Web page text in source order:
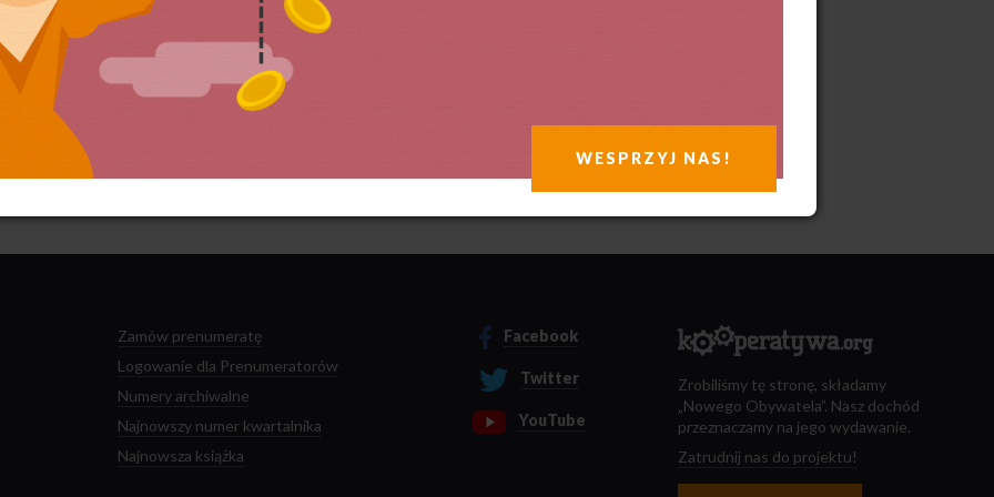
są dane Twoich komentarzy.
Zamów prenumeratę
Logowanie dla Prenumeratorów
Numery archiwalne
Najnowszy numer kwartalnika
Najnowsza książka
Facebook
Twitter
YouTube
Zrobiliśmy tę stronę, składamy
„Nowego Obywatela”. Nasz dochód
przeznaczamy na jego wydawanie.
Zatrudnij nas do projektu!
WESPRZYJ NAS!